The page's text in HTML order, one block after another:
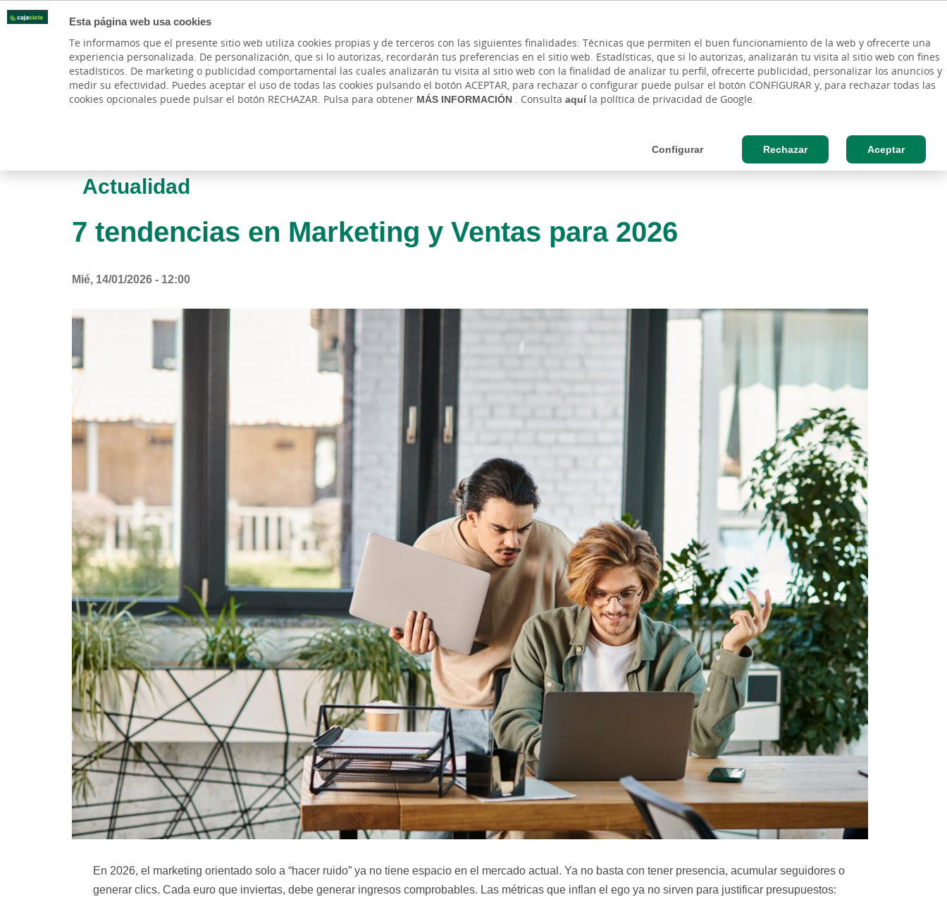
Esta página web usa cookies
Te informamos que el presente sitio web utiliza cookies propias y de terceros con las siguientes finalidades: Técnicas que permiten el buen funcionamiento de la web y ofrecerte una
experiencia personalizada. De personalización, que si lo autorizas, recordarán tus preferencias en el sitio web. Estadísticas, que si lo autorizas, analizarán tu visita al sitio web con fines
estadísticos. De marketing o publicidad comportamental las cuales analizarán tu visita al sitio web con la finalidad de analizar tu perfil, ofrecerte publicidad, personalizar los anuncios y
medir su efectividad. Puedes aceptar el uso de todas las cookies pulsando el botón ACEPTAR, para rechazar o configurar puede pulsar el botón CONFIGURAR y, para rechazar todas las
cookies opcionales puede pulsar el botón RECHAZAR. Pulsa para obtener MÁS INFORMACIÓN. Consulta aquíla política de privacidad de Google.
Configurar Rechazar Aceptar
DE
PARTICULARES BANCA PRIVADA AUTÓNOMOS Y EMPRENDEDORES EMPRESAS AGRO
Actualidad
7 tendencias en Marketing y Ventas para 2026
Mié, 14/01/2026 - 12:00
En 2026, el marketing orientado solo a “hacer ruido” ya no tiene espacio en el mercado actual. Ya no basta con tener presencia, acumular seguidores o
generar clics. Cada euro que inviertas, debe generar ingresos comprobables. Las métricas que inflan el ego ya no sirven para justificar presupuestos: